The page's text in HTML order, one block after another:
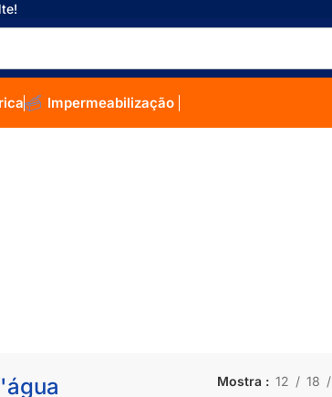
Impermeabilização
Mostra 12 18